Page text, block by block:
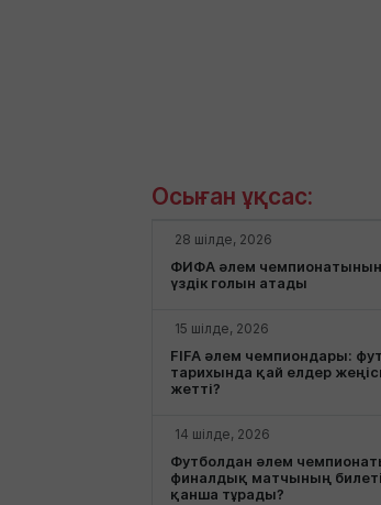
Осыған ұқсас:
28 шілде, 2026
ФИФА әлем
үздік голын атады
15 шілде, 2026
FIFA әлем чемпиондары:
тарихында қай елдер
жетті?
14 шілде, 2026
Футболдан әлем
финалдық матчының билеті
қанша тұрады?